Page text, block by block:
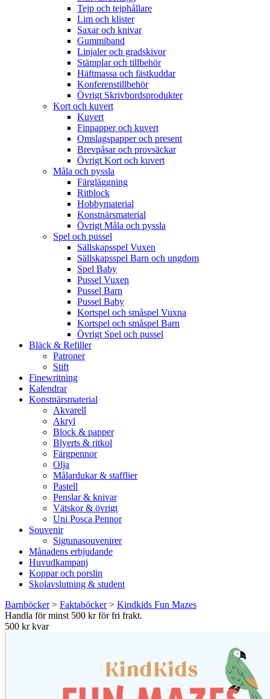
Tejp och tejphållare
Lim och klister
Saxar och knivar
Gummiband
Linjaler och gradskivor
Stämplar och tillbehör
Häftmassa och fästkuddar
Konferenstillbehör
Övrigt Skrivbordsprodukter
Kort och kuvert
Kuvert
Finpapper och kuvert
Omslagspapper och present
Brevpåsar och provsäckar
Övrigt Kort och kuvert
Måla och pyssla
Färgläggning
Ritblock
Hobbymaterial
Konstnärsmaterial
Övrigt Måla och pyssla
Spel och pussel
Sällskapsspel Vuxen
Sällskapsspel Barn och ungdom
Spel Baby
Pussel Vuxen
Pussel Barn
Pussel Baby
Kortspel och småspel Vuxna
Kortspel och småspel Barn
Övrigt Spel och pussel
Bläck & Refiller
Patroner
Stift
Finewritning
Kalendrar
Konstnärsmaterial
Akvarell
Akryl
Block & papper
Blyerts & ritkol
Färgpennor
Olja
Målardukar & stafflier
Pastell
Penslar & knivar
Vätskor & övrigt
Uni Posca Pennor
Souvenir
Sigtunasouvenirer
Månadens erbjudande
Huvudkampanj
Koppar och porslin
Skolavslutning & student
Barnböcker> Faktaböcker> Kindkids Fun Mazes
Handla för minst 500 kr för fri frakt.
500 kr kvar